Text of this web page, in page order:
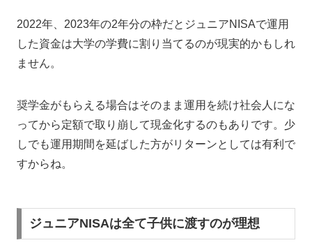
2022年、2023年の2年分の枠だとジュニアNISAで運用
した資金は大学の学費に割り当てるのが現実的かもしれ
ません。
奨学金がもらえる場合はそのまま運用を続け社会人にな
ってから定額で取り崩して現金化するのもありです。少
しでも運用期間を延ばした方がリターンとしては有利で
すからね。
ジュニアNISAは全て子供に渡すのが理想